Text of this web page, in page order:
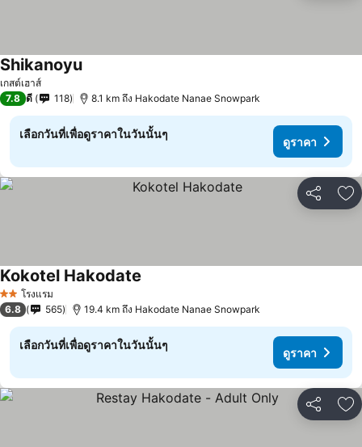
เกสต์เฮาส์
Shikanoyuดูราคา
7.8 ดี 118 8.1 km ถึง Hakodate Nanae Snowpark
เลือกวันที่เพื่อดูราคาในวันนั้นๆ
ดูราคา
แชร์ เ
2 ดาวโรงแรม
Kokotel Hakodate
6.8 565 19.4 km ถึง Hakodate Nanae Snowpark
เลือกวันที่เพื่อดูราคาในวันนั้นๆ
ดูราคา
แชร์ เ